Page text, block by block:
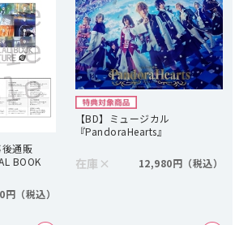
後通販
BOOK
円
【BD】ミュージカル
『PandoraHearts』
在庫 × 12,980円